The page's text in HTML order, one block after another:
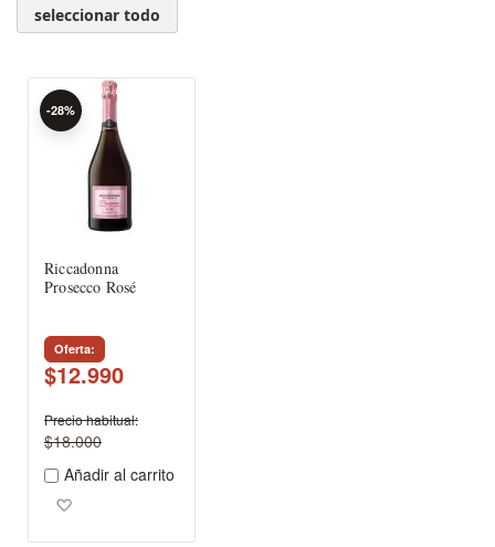
seleccionar todo
Riccadonna
Prosecco Rosé
Oferta
$12.990
-28%
Precio habitual
$18.000
Añadir al carrito